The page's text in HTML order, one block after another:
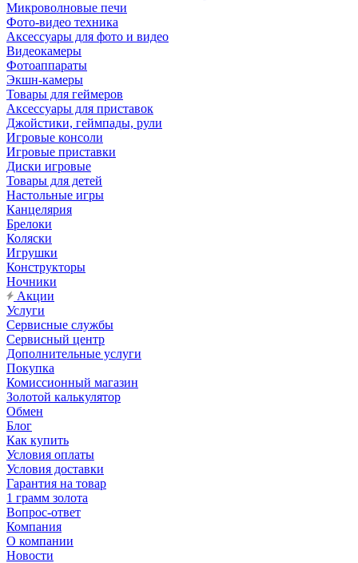
Микроволновые печи
Фото-видео техника
Аксессуары для фото и видео
Видеокамеры
Фотоаппараты
Экшн-камеры
Товары для геймеров
Аксессуары для приставок
Джойстики, геймпады, рули
Игровые консоли
Игровые приставки
Диски игровые
Товары для детей
Настольные игры
Канцелярия
Брелоки
Коляски
Игрушки
Конструкторы
Ночники
Акции
Услуги
Сервисные службы
Сервисный центр
Дополнительные услуги
Покупка
Комиссионный магазин
Золотой калькулятор
Обмен
Блог
Как купить
Условия оплаты
Условия доставки
Гарантия на товар
1 грамм золота
Вопрос-ответ
Компания
О компании
Новости